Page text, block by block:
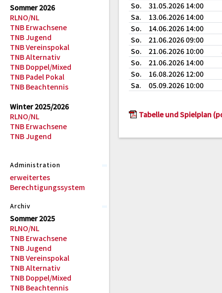
Sommer 2026
RLNO/NL
TNB Erwachsene
TNB Jugend
TNB Vereinspokal
TNB Alternativ
TNB Doppel/Mixed
TNB Padel Pokal
TNB Beachtennis
Winter 2025/2026
RLNO/NL
TNB Erwachsene
TNB Jugend
Administration
erweitertes
Berechtigungssystem
Archiv
Sommer 2025
RLNO/NL
TNB Erwachsene
TNB Jugend
TNB Vereinspokal
TNB Alternativ
TNB Doppel/Mixed
TNB Beachtennis
So.
31.05.2026 14:00
Sa.
13.06.2026 14:00
So.
14.06.2026 14:00
So.
21.06.2026 09:00
So.
21.06.2026 10:00
So.
21.06.2026 14:00
So.
16.08.2026 12:00
Sa.
05.09.2026 10:00
Tabelle und Spielplan